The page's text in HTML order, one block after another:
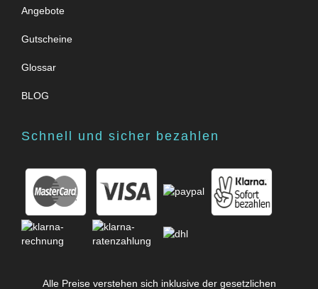
Angebote
Gutscheine
Glossar
BLOG
Schnell und sicher bezahlen
Alle Preise verstehen sich inklusive der gesetzlichen